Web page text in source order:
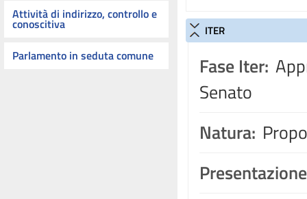
Attività di indirizzo, controllo e
conoscitiva
Parlamento in seduta comune
ITER
Fase Iter:
Senato
Natura: